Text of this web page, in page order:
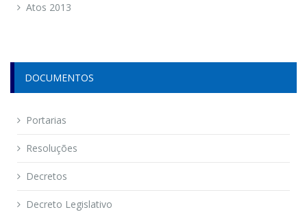
Atos 2013
DOCUMENTOS
Portarias
Resoluções
Decretos
Decreto Legislativo